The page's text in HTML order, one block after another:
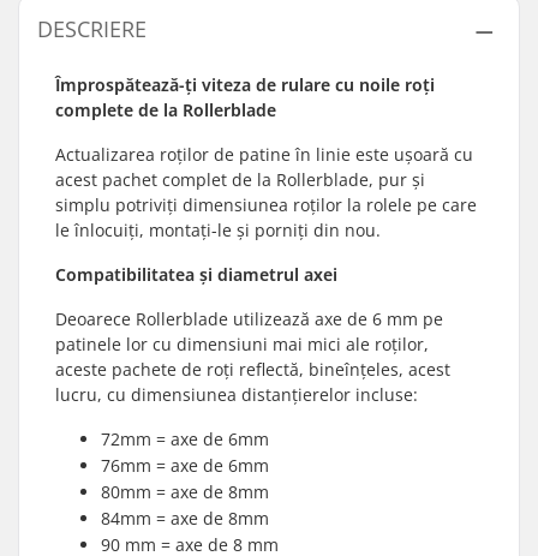
DESCRIERE
Împrospătează-ți viteza de rulare cu noile roți
complete de la Rollerblade
Actualizarea roților de patine în linie este ușoară cu
acest pachet complet de la Rollerblade, pur și
simplu potriviți dimensiunea roților la rolele pe care
le înlocuiți, montați-le și porniți din nou.
Compatibilitatea și diametrul axei
Deoarece Rollerblade utilizează axe de 6 mm pe
patinele lor cu dimensiuni mai mici ale roților,
aceste pachete de roți reflectă, bineînțeles, acest
lucru, cu dimensiunea distanțierelor incluse:
72mm = axe de 6mm
76mm = axe de 6mm
80mm = axe de 8mm
84mm = axe de 8mm
90 mm = axe de 8 mm